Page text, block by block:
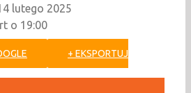
lutego 2025
o 19:00
+ EKSPORTUJ